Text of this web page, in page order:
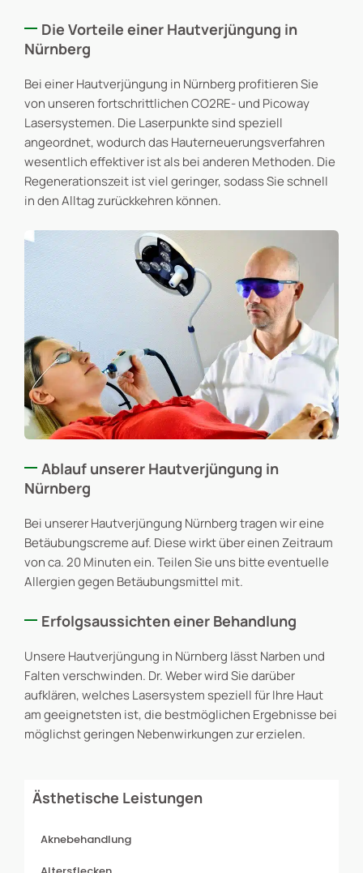
Die Vorteile einer Hautverjüngung in
Nürnberg
Bei einer Hautverjüngung in Nürnberg profitieren Sie
von unseren fortschrittlichen CO2RE- und Picoway
Lasersystemen. Die Laserpunkte sind speziell
angeordnet, wodurch das Hauterneuerungsverfahren
wesentlich effektiver ist als bei anderen Methoden. Die
Regenerationszeit ist viel geringer, sodass Sie schnell
in den Alltag zurückkehren können.
Ablauf unserer Hautverjüngung in
Nürnberg
Bei unserer Hautverjüngung Nürnberg tragen wir eine
Betäubungscreme auf. Diese wirkt über einen Zeitraum
von ca. 20 Minuten ein. Teilen Sie uns bitte eventuelle
Allergien gegen Betäubungsmittel mit.
Erfolgsaussichten einer Behandlung
Unsere Hautverjüngung in Nürnberg lässt Narben und
Falten verschwinden. Dr. Weber wird Sie darüber
aufklären, welches Lasersystem speziell für Ihre Haut
am geeignetsten ist, die bestmöglichen Ergebnisse bei
möglichst geringen Nebenwirkungen zur erzielen.
Ästhetische Leistungen
Aknebehandlung